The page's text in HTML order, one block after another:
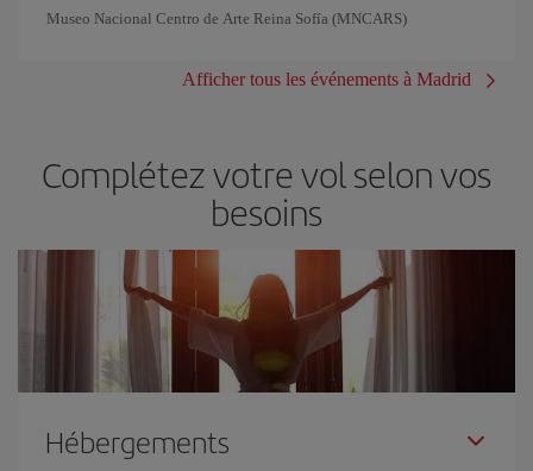
Museo Nacional Centro de Arte Reina Sofía (MNCARS)
Afficher tous les événements à Madrid
Complétez votre vol selon vos
besoins
Hébergements